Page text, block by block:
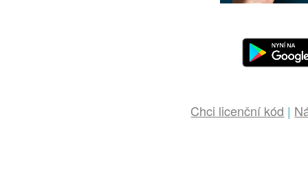
Chci licenční kód |